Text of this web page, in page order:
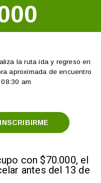
la ruta ida y regreso en
aproximada de encuentro
am
con $70.000, el
antes del 13 de